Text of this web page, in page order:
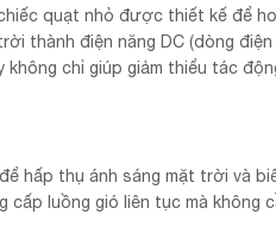
quạt nhỏ được thiết kế để
thành điện năng DC (dòng
chỉ giúp giảm thiểu tác
hấp thụ ánh sáng mặt trời và
luồng gió liên tục mà không